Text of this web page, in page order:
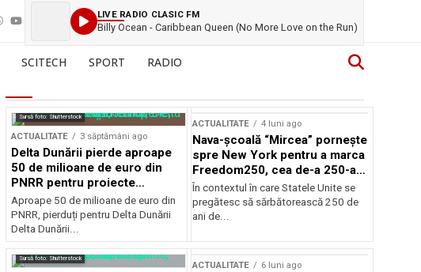
LIVE RADIO CLASIC FM
Billy Ocean - Caribbean Queen (No More Love on the Run)
SCITECH SPORT RADIO
Sursă foto: Shutterstock
ACTUALITATE 3 săptămâni ago
Delta Dunării pierde aproape
50 de milioane de euro din
PNRR pentru proiecte
esențiale
Aproape 50 de milioane de euro din
PNRR, pierduți pentru Delta Dunării
Delta Dunării...
ACTUALITATE 4 luni ago
Nava-școală “Mircea” pornește
spre New York pentru a marca
Freedom250, cea de-a 250-a
aniversare a Statelor Unite
În contextul în care Statele Unite se
pregătesc să sărbătorească 250 de
ani de...
Sursă foto: Shutterstock
ACTUALITATE 6 luni ago